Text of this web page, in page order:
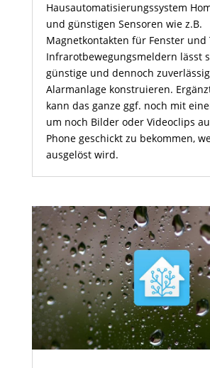
Hausautomatisierungssystem
und günstigen Sensoren wie z.B.
Magnetkontakten für Fenster und
Infrarotbewegungsmeldern lässt
günstige und dennoch
Alarmanlage konstruieren.
kann das ganze ggf. noch mit
um noch Bilder oder Videoclips
Phone geschickt zu bekommen,
ausgelöst wird.